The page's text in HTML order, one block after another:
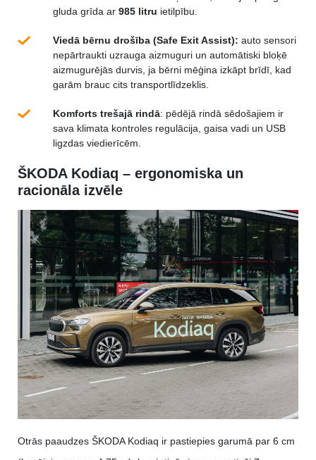
gluda grīda ar 985 litru ietilpību.
Viedā bērnu drošība (Safe Exit Assist): auto sensori
nepārtraukti uzrauga aizmuguri un automātiski bloķē
aizmugurējās durvis, ja bērni mēģina izkāpt brīdī, kad
garām brauc cits transportlīdzeklis.
Komforts trešajā rindā: pēdējā rindā sēdošajiem ir
sava klimata kontroles regulācija, gaisa vadi un USB
ligzdas viedierīcēm.
ŠKODA Kodiaq – ergonomiska un
racionāla izvēle
Otrās paaudzes ŠKODA Kodiaq ir pastiepies garumā par 6 cm